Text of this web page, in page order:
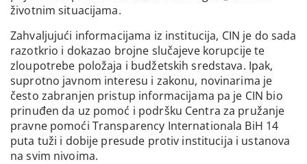
životnim situacijama.
Zahvaljujući informacijama iz institucija, CIN je do sada
razotkrio i dokazao brojne slučajeve korupcije te
zloupotrebe položaja i budžetskih sredstava. Ipak,
suprotno javnom interesu i zakonu, novinarima je
često zabranjen pristup informacijama pa je CIN bio
prinuđen da uz pomoć i podršku Centra za pružanje
pravne pomoći Transparency Internationala BiH 14
puta tuži i dobije presude protiv institucija i ustanova
na svim nivoima.